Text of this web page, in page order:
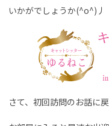
いかがでしょうか(^o^)丿
さて、初回訪問のお話に